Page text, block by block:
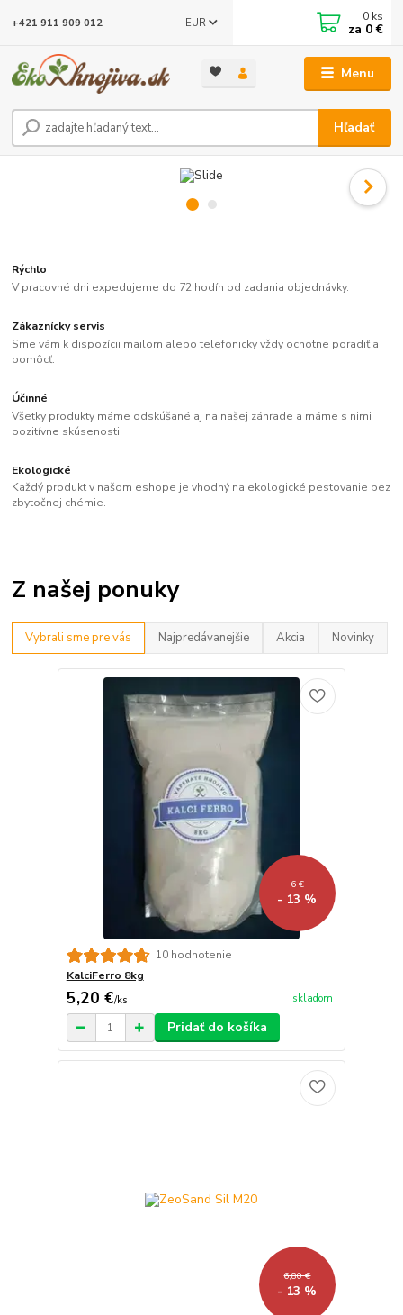
Menu
EUR
Hľadať
+421 911 909 012 0 ks
za 0 €
Rýchlo
V pracovné dni expedujeme do 72 hodín od zadania objednávky.
Zákaznícky servis
Sme vám k dispozícii mailom alebo telefonicky vždy ochotne poradiť a
pomôcť.
Účinné
Všetky produkty máme odskúšané aj na našej záhrade a máme s nimi
pozitívne skúsenosti.
Ekologické
Každý produkt v našom eshope je vhodný na ekologické pestovanie bez
zbytočnej chémie.
Z našej ponuky
Vybrali sme pre vás Najpredávanejšie Akcia Novinky
6 €
- 13 %
10 hodnotenie
KalciFerro 8kg
5,20 €/ks skladom
Pridať do košíka
6,80 €
- 13 %